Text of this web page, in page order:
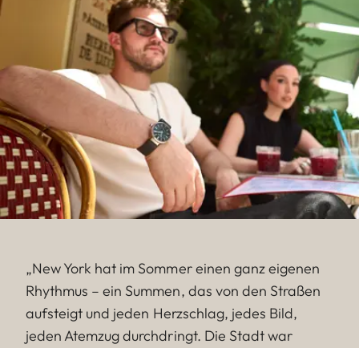
„New York hat im Sommer einen ganz eigenen
Rhythmus – ein Summen, das von den Straßen
aufsteigt und jeden Herzschlag, jedes Bild,
jeden Atemzug durchdringt. Die Stadt war